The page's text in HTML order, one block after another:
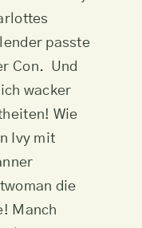
passte
Con. Und
wacker
Wie
Ivy mit
die
Manch